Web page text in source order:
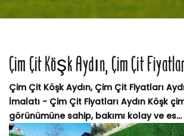
Çim Çit Köşk Aydın, Çim Çit
Çim Çit Köşk Aydın, Çim Çit Fiyatları
İmalatı - Çim Çit Fiyatları Aydın Köşk
görünümüne sahip, bakımı kolay ve es...